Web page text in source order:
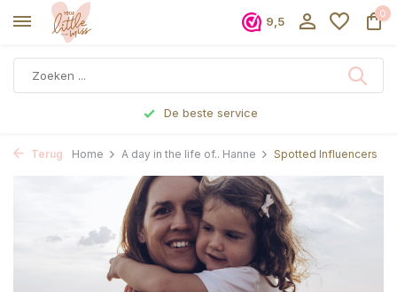
9,5
0
Voor 17 uur besteld, dezelfde dag verzonden
Terug Home A day in the life of.. Hanne Spotted Influencers